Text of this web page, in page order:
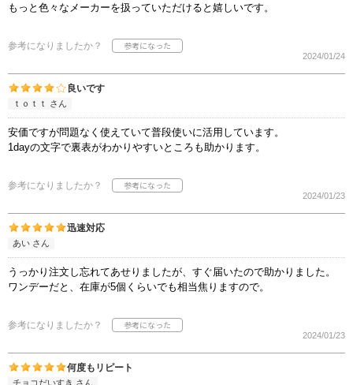
もっと色々なメーカーを扱っていただけると嬉しいです。
参考になりましたか？
2024/01/24
良いです
ｔｏｔｔ さん
安価ですが問題なく使えていて普段使いに活用しています。
1dayの文字で裏表がわかりやすいところも助かります。
参考になりましたか？
2024/01/23
迅速対応
あい さん
うっかり注文し忘れてあせりましたが、すぐ届いたので助かりました。
ワンデーだと、在庫が5個くらいでも相当焦りますので。
参考になりましたか？
2024/01/23
何度もリピート
チョコだいすき さん